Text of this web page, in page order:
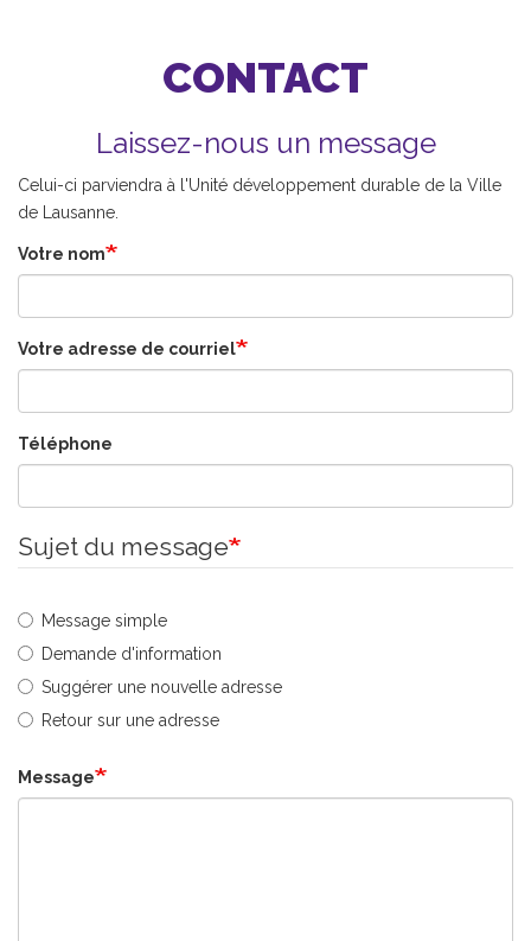
CONTACT
Laissez-nous un message
Celui-ci parviendra à l'Unité développement durable de la Ville
de Lausanne.
Votre nom
Votre adresse de courriel
Téléphone
Sujet du message
Message simple
Demande d'information
Suggérer une nouvelle adresse
Retour sur une adresse
Message